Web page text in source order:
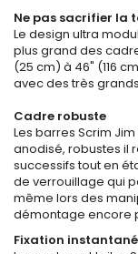
Ne pas sacrifier la
Le design ultra
plus grand des
(25 cm) à 46" (116
avec des très
Cadre robuste
Les barres Scrim
anodisé, robustes il
successifs tout en
de verrouillage qui
même lors des
démontage encore
Fixation